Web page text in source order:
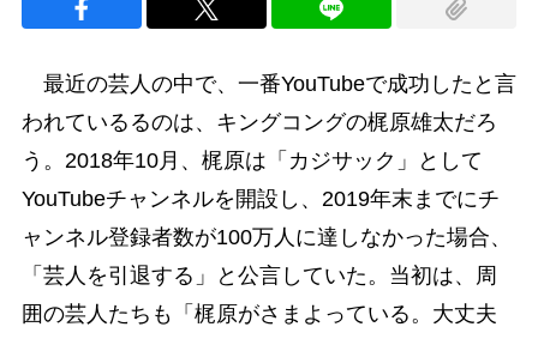
最近の芸人の中で、一番YouTubeで成功したと言
われているるのは、キングコングの梶原雄太だろ
う。2018年10月、梶原は「カジサック」として
YouTubeチャンネルを開設し、2019年末までにチ
ャンネル登録者数が100万人に達しなかった場合、
「芸人を引退する」と公言していた。当初は、周
囲の芸人たちも「梶原がさまよっている。大丈夫